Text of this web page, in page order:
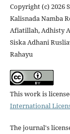
Copyright (c) 2026
Kalisnada Namba
Afiatillah, Adhisty
Siska Adhani
Rahayu
This work is
International
The journal's